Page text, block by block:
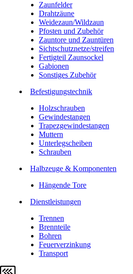
Zaunfelder
Drahtzäune
Weidezaun/Wildzaun
Pfosten und Zubehör
Zauntore und Zauntüren
Sichtschutznetze/streifen
Fertigteil Zaunsockel
Gabionen
Sonstiges Zubehör
Befesti­gungstechnik
Holzschrauben
Gewindestangen
Trapezgewindestangen
Muttern
Unterlegscheiben
Schrauben
Halbzeuge & Komponenten
Hängende Tore
Dienstleistungen
Trennen
Brennteile
Bohren
Feuerverzinkung
Transport